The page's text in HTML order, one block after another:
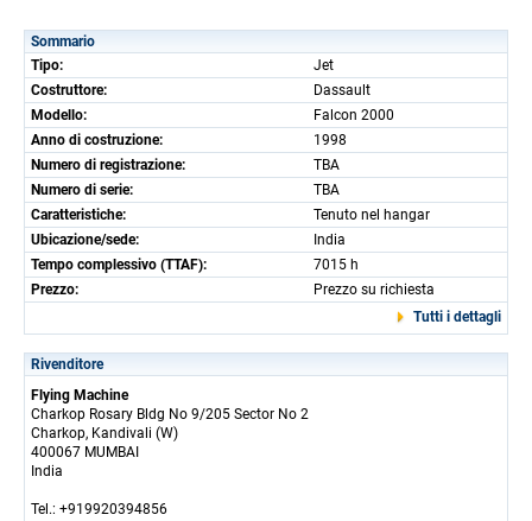
Sommario
Tipo:
Jet
Costruttore:
Dassault
Modello:
Falcon 2000
Anno di costruzione:
1998
Numero di registrazione:
TBA
Numero di serie:
TBA
Caratteristiche:
Tenuto nel hangar
Ubicazione/sede:
India
Tempo complessivo (TTAF):
7015 h
Prezzo:
Prezzo su richiesta
Tutti i dettagli
Rivenditore
Flying Machine
Charkop Rosary Bldg No 9/205 Sector No 2
Charkop, Kandivali (W)
400067 MUMBAI
India
Tel.: +919920394856